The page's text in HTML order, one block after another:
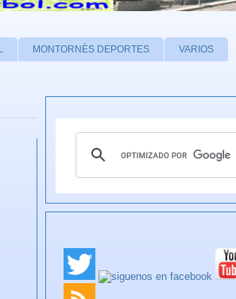
MONTORNÈS DEPORTES VARIOS